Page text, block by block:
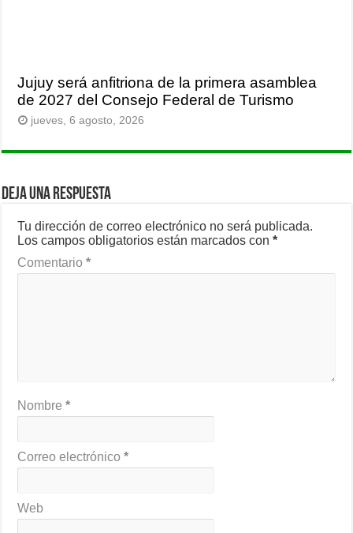
Jujuy será anfitriona de la primera asamblea
de 2027 del Consejo Federal de Turismo
jueves, 6 agosto, 2026
Deja una respuesta
Tu dirección de correo electrónico no será publicada.
Los campos obligatorios están marcados con*
Comentario*
Nombre*
Correo electrónico*
Web